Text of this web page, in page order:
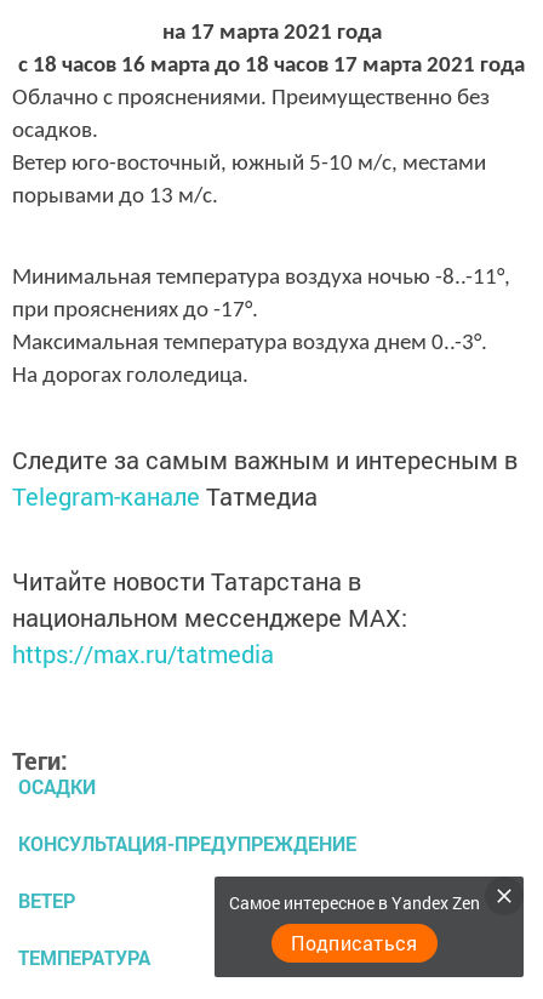
на 17 марта 2021 года
с 18 часов 16 марта до 18 часов 17 марта 2021 года
Облачно с прояснениями. Преимущественно без
осадков.
Ветер юго-восточный, южный 5-10 м/с, местами
порывами до 13 м/с.
Минимальная температура воздуха ночью -8..-11°,
при прояснениях до -17°.
Максимальная температура воздуха днем 0..-3°.
На дорогах гололедица.
Следите за самым важным и интересным в
Telegram-канале Татмедиа
Читайте новости Татарстана в
национальном мессенджере MАХ:
https://max.ru/tatmedia
Теги:
ОСАДКИ
КОНСУЛЬТАЦИЯ-ПРЕДУПРЕЖДЕНИЕ
ВЕТЕР
ТЕМПЕРАТУРА
Самое интересное в Yandex Zen
Подписаться